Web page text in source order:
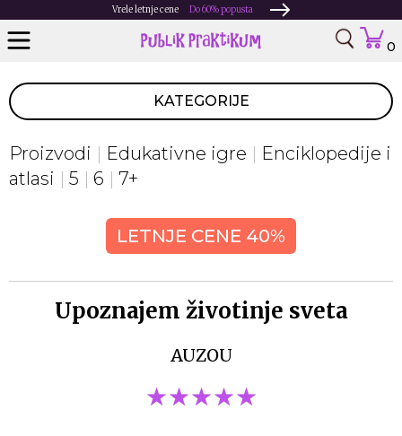
Vrele letnje cene Do 60% popusta
0
KATEGORIJE
Proizvodi Edukativne igre
Enciklopedije i
atlasi
5 6 7+
LETNJE CENE 40%
Upoznajem životinje sveta
AUZOU
★★★★★
★★★★★
★★★★★